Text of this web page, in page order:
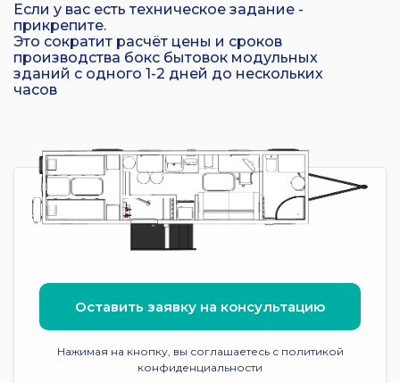
Если у вас есть техническое задание -
прикрепите.
Это сократит расчёт цены и сроков
производства бокс бытовок модульных
зданий с одного 1-2 дней до нескольких
часов
Оставить заявку на консультацию
Нажимая на кнопку, вы соглашаетесь с политикой
конфиденциальности